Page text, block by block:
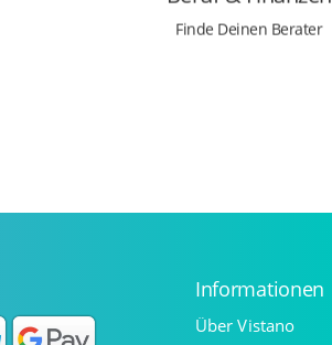
Finde Deinen Berater
Geldsorgen
Informationen
Über Vistano